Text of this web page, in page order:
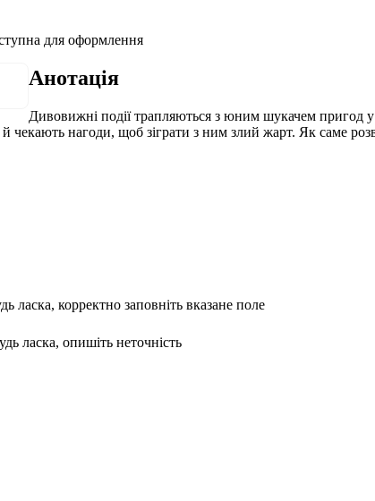
для оформлення
Анотація
Дивовижні події трапляються з юним шукачем пригод
й чекають нагоди, щоб зіграти з ним злий жарт. Як саме
ласка, корректно заповніть вказане поле
ласка, опишіть неточність